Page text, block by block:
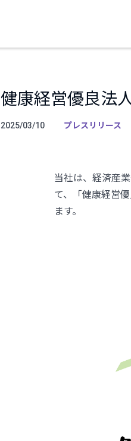
健康経営優良法
2025/03/10 プレスリリース
当社は、経済産
て、「健康経営
ます。